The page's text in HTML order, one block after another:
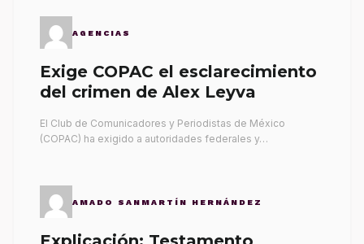
AGENCIAS
Exige COPAC el esclarecimiento
del crimen de Alex Leyva
El Club de Comunicadores y Periodistas de México
(COPAC) ha exigido a autoridades federales y…
AMADO SANMARTÍN HERNÁNDEZ